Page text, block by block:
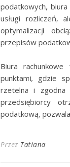
podatkowych,
usługi rozliczeń,
optymalizacji
przepisów
Biura
punktami, gdzie
rzetelna i zgodna
przedsiębiorcy
podatkową,
Przez Tatiana